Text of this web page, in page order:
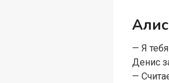
— Я
Денис
—